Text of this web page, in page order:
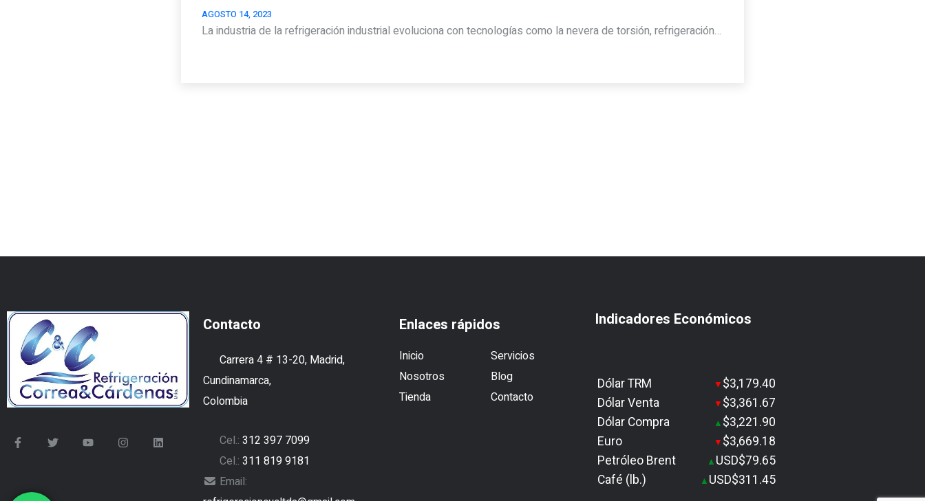
AGOSTO 14, 2023
La industria de la refrigeración industrial evoluciona con tecnologías como la nevera de torsión, refrigeración…
Contacto
Carrera 4 # 13-20, Madrid,
Cundinamarca,
Colombia
Cel.: 312 397 7099
Cel.: 311 819 9181
Email:
Enlaces rápidos
Inicio
Servicios
Nosotros
Blog
Tienda
Contacto
Indicadores Económicos
Dólar TRM ▼ $3,179.40
Dólar Venta
▼ $3,361.67
Dólar Compra
▲ $3,221.90
Euro
▼ $3,669.18
Petróleo Brent
▲ USD$79.65
Café (lb.)
▲ USD$311.45